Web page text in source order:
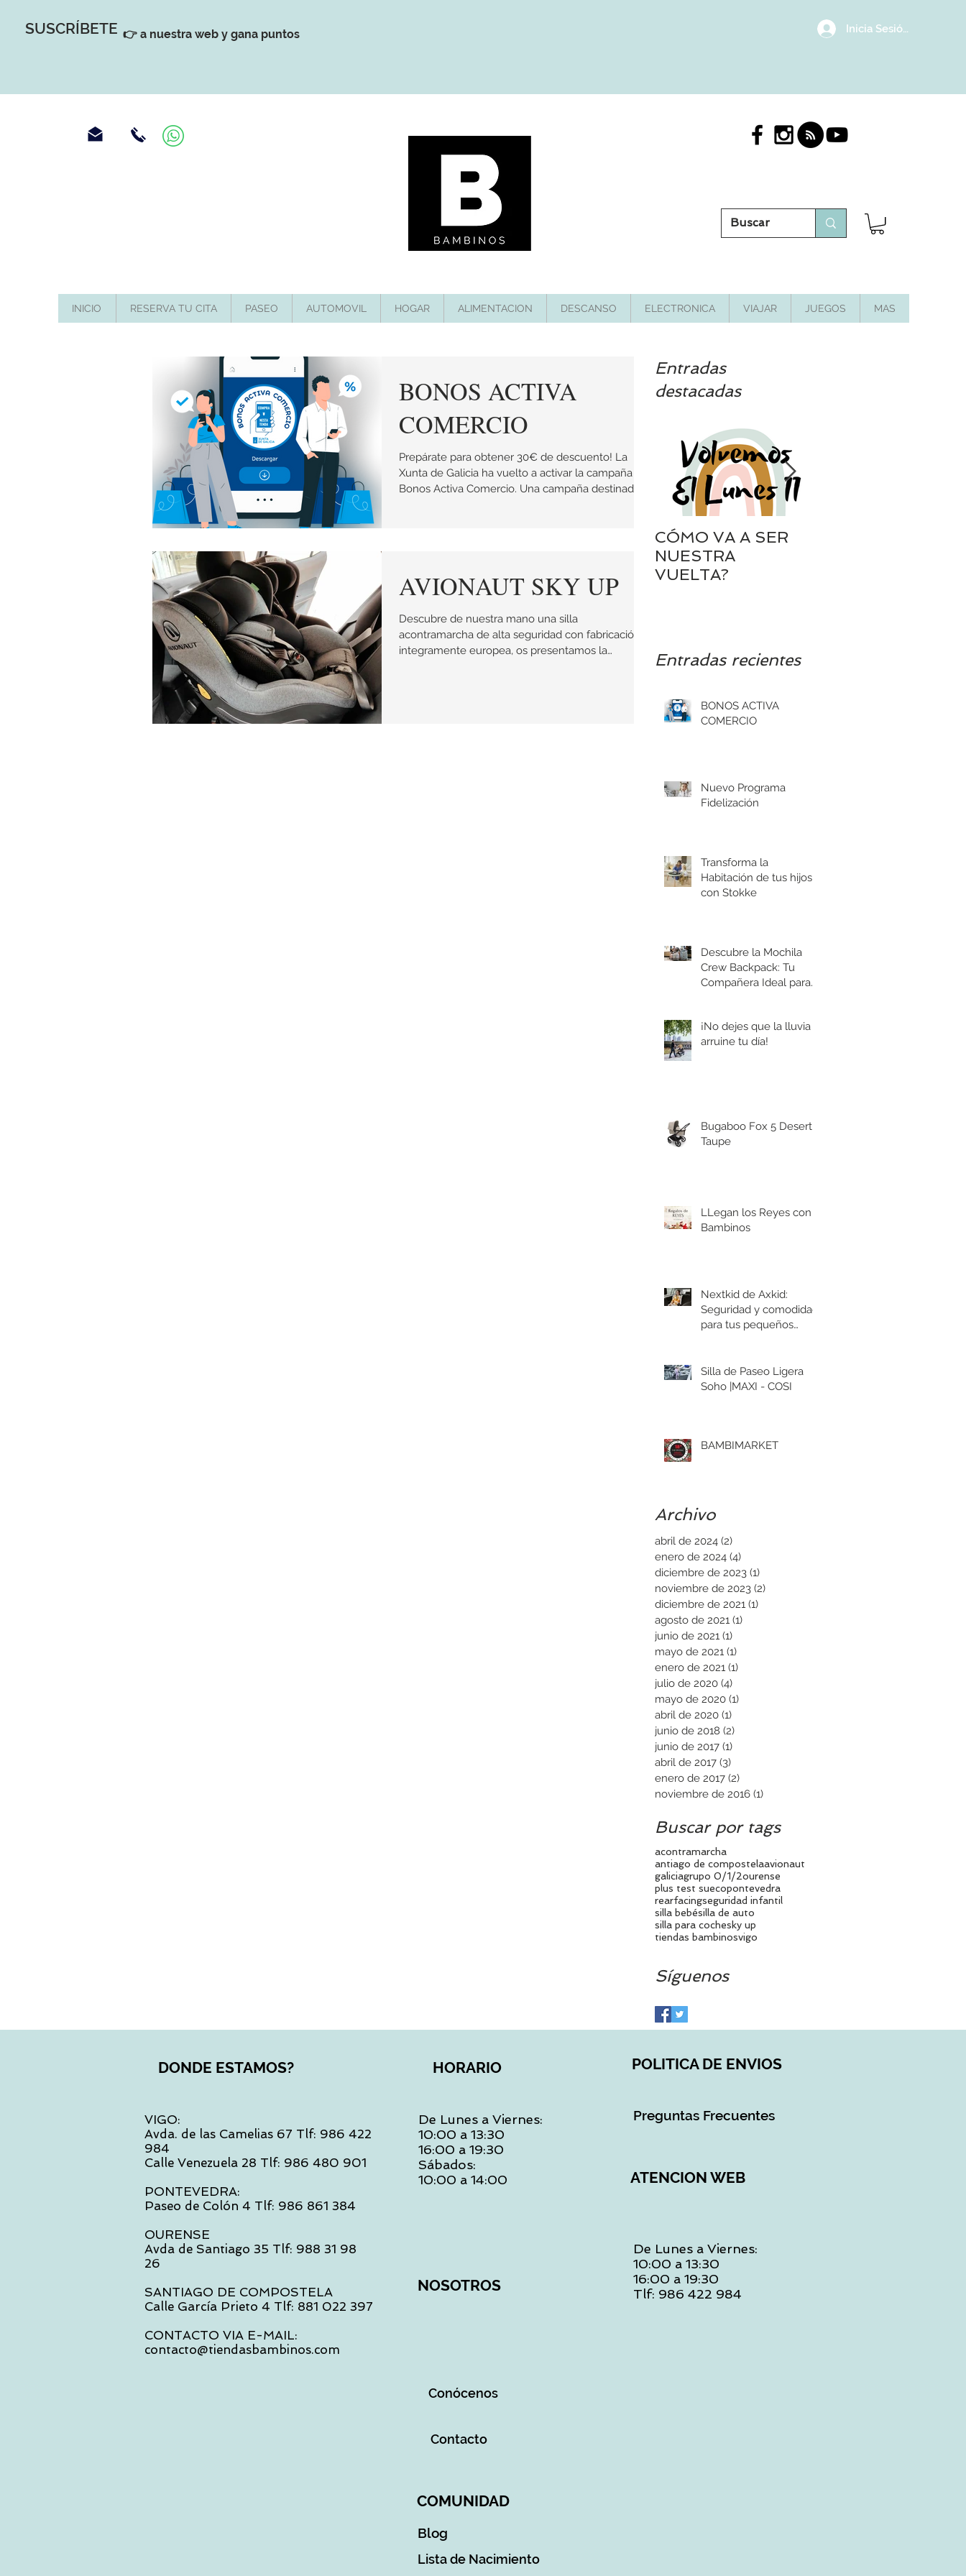
SUSCRÍBETE 👉 a nuestra web y gana puntos Inicia Sesión/
INICIO RESERVA TU CITA PASEO AUTOMOVIL HOGAR ALIMENTACION DESCANSO ELECTRONICA VIAJAR JUEGOS MAS
BONOS ACTIVA
COMERCIO
Prepárate para obtener 30€ de descuento! La
Xunta de Galicia ha vuelto a activar la campaña
Bonos Activa Comercio. Una campaña destinada...
AVIONAUT SKY UP
Descubre de nuestra mano una silla
acontramarcha de alta seguridad con fabricación
integramente europea, os presentamos la
Entradas
destacadas
CÓMO VA A SER
NUESTRA
VUELTA?
Entradas recientes
BONOS ACTIVA
COMERCIO
Nuevo Programa
Fidelización
Transforma la
Habitación de tus hijos
con Stokke
Descubre la Mochila
Crew Backpack: Tu
Compañera Ideal para
¡No dejes que la lluvia
arruine tu día!
Bugaboo Fox 5 Desert
Taupe
LLegan los Reyes con
Bambinos
Nextkid de Axkid:
Seguridad y comodidad
para tus pequeños
Silla de Paseo Ligera
Soho |MAXI - COSI
BAMBIMARKET
Archivo
abril de 2024 (2)
enero de 2024 (4)
diciembre de 2023 (1)
noviembre de 2023 (2)
diciembre de 2021 (1)
agosto de 2021 (1)
junio de 2021 (1)
mayo de 2021 (1)
enero de 2021 (1)
julio de 2020 (4)
mayo de 2020 (1)
abril de 2020 (1)
junio de 2018 (2)
junio de 2017 (1)
abril de 2017 (3)
enero de 2017 (2)
noviembre de 2016 (1)
Buscar por tags
acontramarcha
antiago de compostelaavionaut
galiciagrupo 0/1/2ourense
plus test suecopontevedra
rearfacingseguridad infantil
silla bebésilla de auto
silla para cochesky up
tiendas bambinosvigo
Síguenos
DONDE ESTAMOS?
VIGO:
Avda. de las Camelias 67 Tlf: 986 422
984
Calle Venezuela 28 Tlf: 986 480 901
PONTEVEDRA:
Paseo de Colón 4 Tlf: 986 861 384
OURENSE
Avda de Santiago 35 Tlf: 988 31 98
26
SANTIAGO DE COMPOSTELA
Calle García Prieto 4 Tlf: 881 022 397
CONTACTO VIA E-MAIL:
contacto@tiendasbambinos.com
HORARIO POLITICA DE ENVIOS
De Lunes a Viernes:
10:00 a 13:30
16:00 a 19:30
Sábados:
10:00 a 14:00
Preguntas Frecuentes
ATENCION WEB
NOSOTROS
De Lunes a Viernes:
10:00 a 13:30
16:00 a 19:30
Tlf: 986 422 984
Conócenos
Contacto
COMUNIDAD
Blog
Lista de Nacimiento